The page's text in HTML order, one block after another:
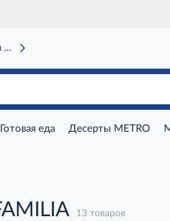
Готовая еда Десерты METRO
13 товаров